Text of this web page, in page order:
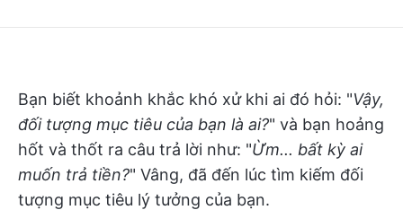
Bạn biết khoảnh khắc khó xử khi ai đó hỏi: "Vậy,
đối tượng mục tiêu của bạn là ai?" và bạn hoảng
hốt và thốt ra câu trả lời như: "Ừm... bất kỳ ai
muốn trả tiền?" Vâng, đã đến lúc tìm kiếm đối
tượng mục tiêu lý tưởng của bạn.